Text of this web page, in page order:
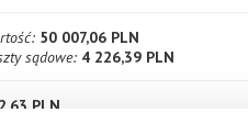
50 007,06 PLN
sądowe: 4 226,39 PLN
PLN